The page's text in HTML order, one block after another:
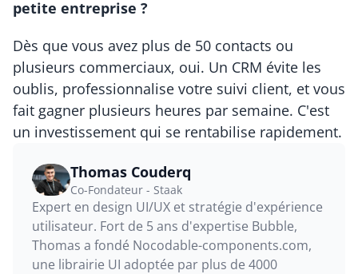
petite entreprise ?
Dès que vous avez plus de 50 contacts ou
plusieurs commerciaux, oui. Un CRM évite les
oublis, professionnalise votre suivi client, et vous
fait gagner plusieurs heures par semaine. C'est
un investissement qui se rentabilise rapidement.
Thomas Couderq
Co-Fondateur - Staak
Expert en design UI/UX et stratégie d'expérience
utilisateur. Fort de 5 ans d'expertise Bubble,
Thomas a fondé Nocodable-components.com,
une librairie UI adoptée par plus de 4000